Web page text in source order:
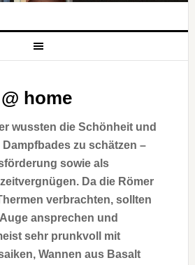
home
wussten die Schönheit und
zu schätzen –
sowie als
Da die Römer
verbrachten, sollten
ansprechen und
sehr prunkvoll mit
Wannen aus Basalt